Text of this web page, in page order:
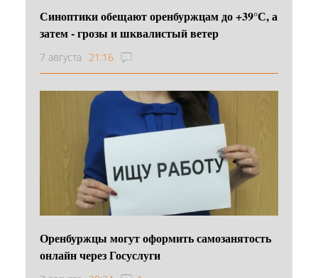
Синоптики обещают оренбуржцам до +39°С, а
затем - грозы и шквалистый ветер
7 августа 21:16
Оренбуржцы могут оформить самозанятость
онлайн через Госуслуги